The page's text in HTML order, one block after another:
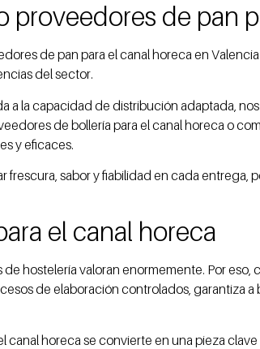
proveedores de pan
de pan para el canal horeca en
del sector.
a la capacidad de distribución adaptada,
de bollería para el canal horeca o
y eficaces.
frescura, sabor y fiabilidad en cada
el canal horeca
hostelería valoran enormemente. Por
de elaboración controlados, garantiza
canal horeca se convierte en una pieza